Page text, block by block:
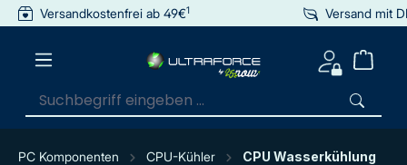
springen
Versandkostenfrei ab 49€1 Versand mit
PC Komponenten CPU-Kühler CPU Wasserkühlung